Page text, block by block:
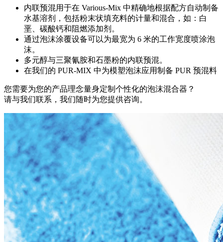
内联预混用于在 Various-Mix 中精确地根据配方自动制备
水基溶剂，包括粉末状填充料的计量和混合，如：白
垩、碳酸钙和阻燃添加剂。
通过泡沫涂覆设备可以为最宽为 6 米的工作宽度喷涂泡
沫。
多元醇与三聚氰胺和石墨粉的内联预混。
在我们的 PUR-MIX 中为模塑泡沫应用制备 PUR 预混料
您需要为您的产品理念量身定制个性化的泡沫混合器？
请与我们联系，我们随时为您提供咨询。